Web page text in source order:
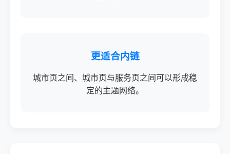
更适合内链
城市页之间、城市页与服务页之间可以形成稳
定的主题网络。